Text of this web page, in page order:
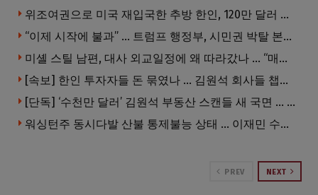
위조여권으로 미국 재입국한 추방 한인, 120만 달러 은행 사기 행각
“이제 시작에 불과” … 트럼프 행정부, 시민권 박탈 본격화
미셸 스틸 남편, 대사 외교일정에 왜 따라갔나 … “매우 이례적”
[속보] 한인 투자자들 돈 묶였나 … 김원석 회사들 챕터7 강제파산·자진파산 잇따라 신청
[단독] ‘수천만 달러’ 김원석 부동산 스캔들 새 국면 … 한인 투자자들 소송 잇따라 ‘디폴트’ 절차
워싱턴주 동시다발 산불 통제불능 상태 … 이재민 수십만명
PREV NEXT